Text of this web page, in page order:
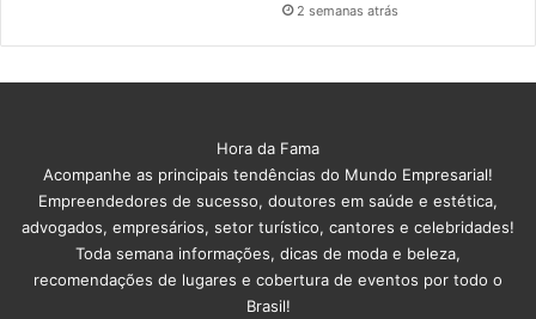
2 semanas atrás
Hora da Fama
Acompanhe as principais tendências do Mundo Empresarial!
Empreendedores de sucesso, doutores em saúde e estética,
advogados, empresários, setor turístico, cantores e celebridades!
Toda semana informações, dicas de moda e beleza,
recomendações de lugares e cobertura de eventos por todo o
Brasil!